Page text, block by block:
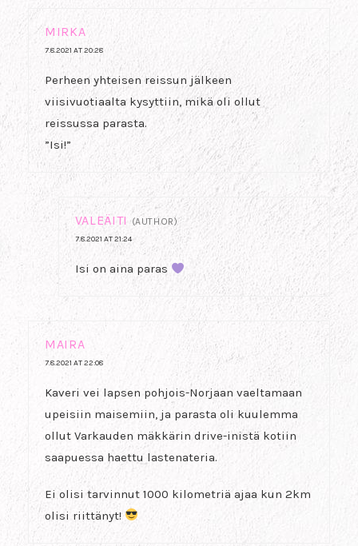
MIRKA
7.8.2021 AT 20:28
Perheen yhteisen reissun jälkeen
viisivuotiaalta kysyttiin, mikä oli ollut
reissussa parasta.
”Isi!”
VALEÄITI (AUTHOR)
7.8.2021 AT 21:24
Isi on aina paras
MAIRA
7.8.2021 AT 22:08
Kaveri vei lapsen pohjois-Norjaan vaeltamaan
upeisiin maisemiin, ja parasta oli kuulemma
ollut Varkauden mäkkärin drive-inistä kotiin
saapuessa haettu lastenateria.
Ei olisi tarvinnut 1000 kilometriä ajaa kun 2km
olisi riittänyt!